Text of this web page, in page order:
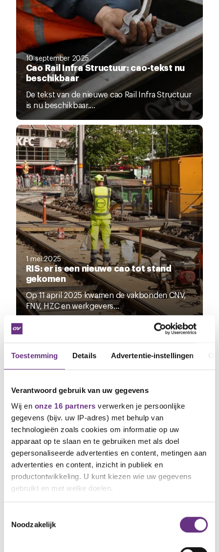
Toestemming Details Advertentie-instellingen
Verantwoord gebruik van uw gegevens
Wij en onze 16 partners verwerken je persoonlijke
gegevens (bijv. uw IP-adres) met behulp van
technologieën zoals cookies om informatie op uw
apparaat op te slaan en te gebruiken met als doel
gepersonaliseerde advertenties en content, metingen aan
advertenties en content, inzicht in publiek en
productontwikkeling. U kunt kiezen wie uw gegevens
gebruikt en met welke doelen.
Informatie verzamelen over uw geografische
Uw apparaat identificeren door het actief te
Noodzakelijk
10 september 2025
Cao Rail Infra Structuur: cao-tekst nu
beschikbaar
De tekst van de nieuwe cao Rail Infra Structuur
is nu beschikbaar....
1 mei 2025
RIS: er is een nieuwe cao tot stand
gekomen
Op 11 april 2025 kwamen de vakbonden CNV,
FNV, HZC en werkgevers...
23 april 2025
Cao RIS. Herhaalde oproep: breng je
stem uit